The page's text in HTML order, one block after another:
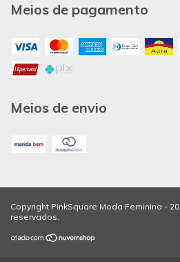
Meios de pagamento
Meios de envio
Copyright PinkSquare Moda Feminina -
reservados.